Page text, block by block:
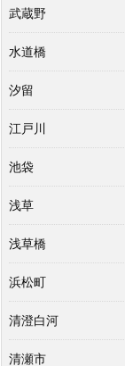
武蔵野
水道橋
汐留
江戸川
池袋
浅草
浅草橋
浜松町
清澄白河
清瀬市